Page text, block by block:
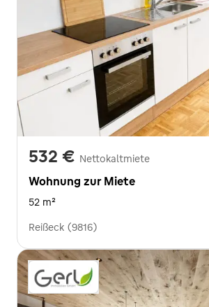
532 € Nettokaltmiete
Wohnung zur Miete
52 m²
Reißeck (9816)